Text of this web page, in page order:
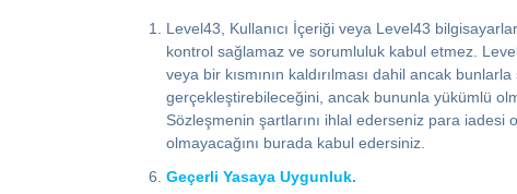
Level43, Kullanıcı İçeriği veya Level43
kontrol sağlamaz ve sorumluluk kabul etmez.
veya bir kısmının kaldırılması dahil ancak
gerçekleştirebileceğini, ancak bununla yükümlü
Sözleşmenin şartlarını ihlal ederseniz para
olmayacağını burada kabul edersiniz.
Geçerli Yasaya Uygunluk.